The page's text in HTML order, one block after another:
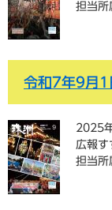
担当所
令和7年9月
2025
広報す
担当所